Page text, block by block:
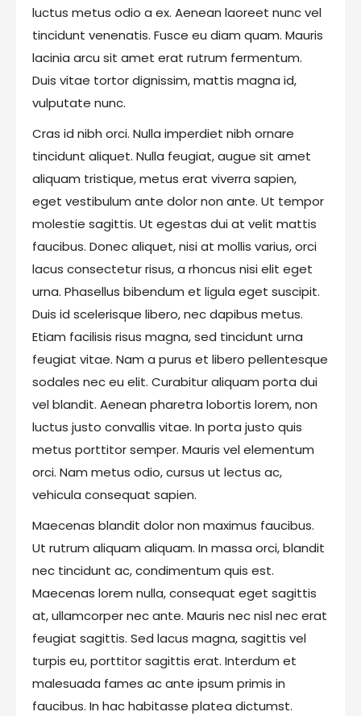
luctus metus odio a ex. Aenean laoreet nunc vel
tincidunt venenatis. Fusce eu diam quam. Mauris
lacinia arcu sit amet erat rutrum fermentum.
Duis vitae tortor dignissim, mattis magna id,
vulputate nunc.
Cras id nibh orci. Nulla imperdiet nibh ornare
tincidunt aliquet. Nulla feugiat, augue sit amet
aliquam tristique, metus erat viverra sapien,
eget vestibulum ante dolor non ante. Ut tempor
molestie sagittis. Ut egestas dui at velit mattis
faucibus. Donec aliquet, nisi at mollis varius, orci
lacus consectetur risus, a rhoncus nisi elit eget
urna. Phasellus bibendum et ligula eget suscipit.
Duis id scelerisque libero, nec dapibus metus.
Etiam facilisis risus magna, sed tincidunt urna
feugiat vitae. Nam a purus et libero pellentesque
sodales nec eu elit. Curabitur aliquam porta dui
vel blandit. Aenean pharetra lobortis lorem, non
luctus justo convallis vitae. In porta justo quis
metus porttitor semper. Mauris vel elementum
orci. Nam metus odio, cursus ut lectus ac,
vehicula consequat sapien.
Maecenas blandit dolor non maximus faucibus.
Ut rutrum aliquam aliquam. In massa orci, blandit
nec tincidunt ac, condimentum quis est.
Maecenas lorem nulla, consequat eget sagittis
at, ullamcorper nec ante. Mauris nec nisl nec erat
feugiat sagittis. Sed lacus magna, sagittis vel
turpis eu, porttitor sagittis erat. Interdum et
malesuada fames ac ante ipsum primis in
faucibus. In hac habitasse platea dictumst.